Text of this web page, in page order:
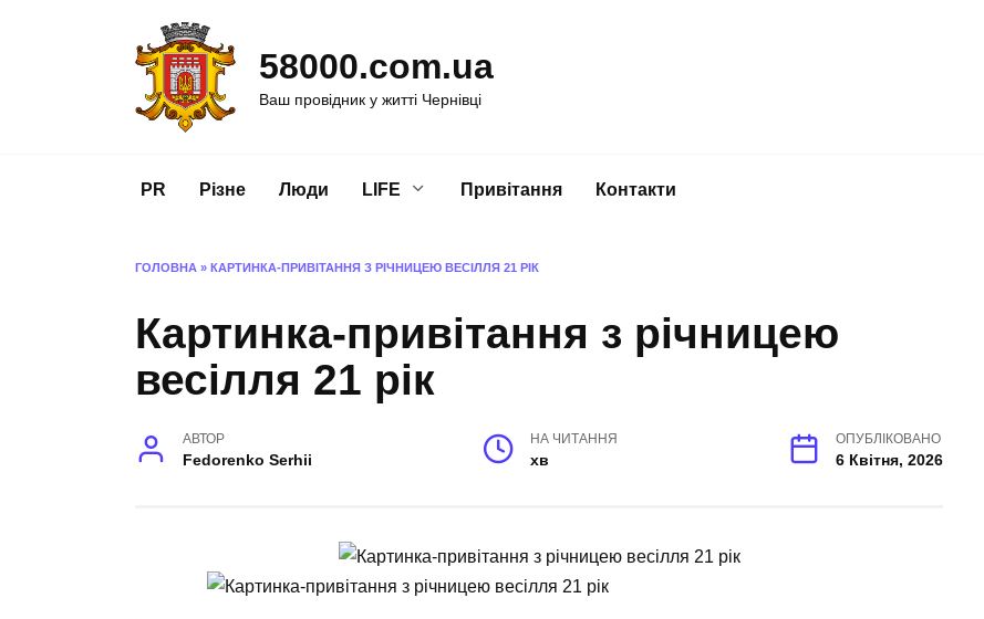
58000.com.ua
Ваш провідник у житті Чернівці
PR Різне Люди LIFE Привітання Контакти
ГОЛОВНА » КАРТИНКА-ПРИВІТАННЯ З РІЧНИЦЕЮ ВЕСІЛЛЯ 21 РІК
Картинка-привітання з річницею
весілля 21 рік
АВТОР
Fedorenko Serhii
НА ЧИТАННЯ
хв
ОПУБЛІКОВАНО
6 Квітня, 2026